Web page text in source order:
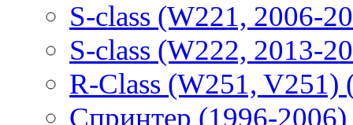
S-class (W221, 2006-
S-class (W222, 2013-
R-Class (W251, V251)
Спринтер (1996-2006)